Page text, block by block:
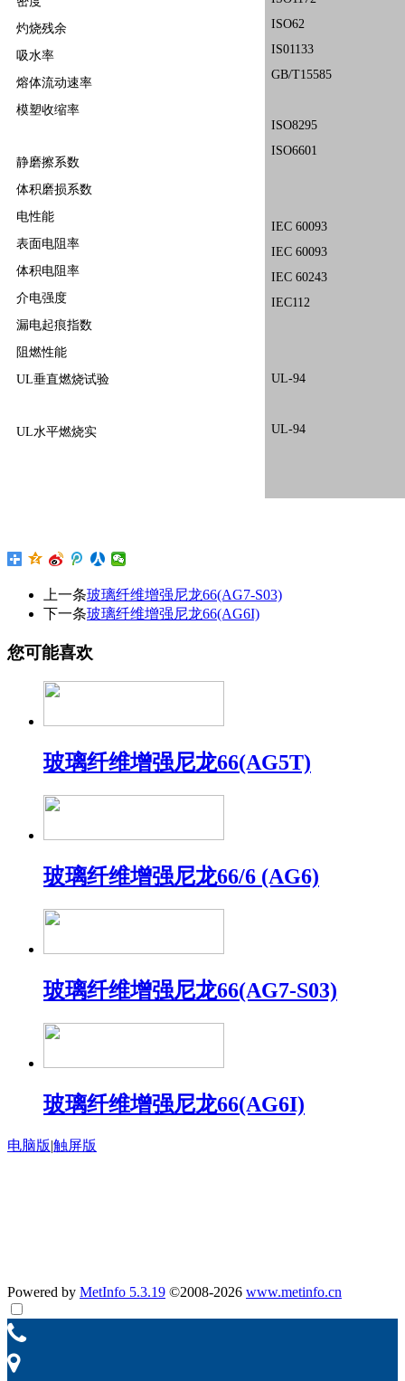
灼烧残余
吸水率
熔体流动速率
模塑收缩率
静磨擦系数
体积磨损系数
电性能
表面电阻率
体积电阻率
介电强度
漏电起痕指数
阻燃性能
UL垂直燃烧试验
UL水平燃烧实
ISO62
IS01133
GB/T15585
ISO8295
ISO6601
IEC 60093
IEC 60093
IEC 60243
IEC112
UL-94
UL-94
上一条玻璃纤维增强尼龙66(AG7-S03)
下一条玻璃纤维增强尼龙66(AG6I)
您可能喜欢
玻璃纤维增强尼龙66(AG5T)
玻璃纤维增强尼龙66/6 (AG6)
玻璃纤维增强尼龙66(AG7-S03)
玻璃纤维增强尼龙66(AG6I)
电脑版|触屏版
Powered by MetInfo 5.3.19 ©2008-2026 www.metinfo.cn